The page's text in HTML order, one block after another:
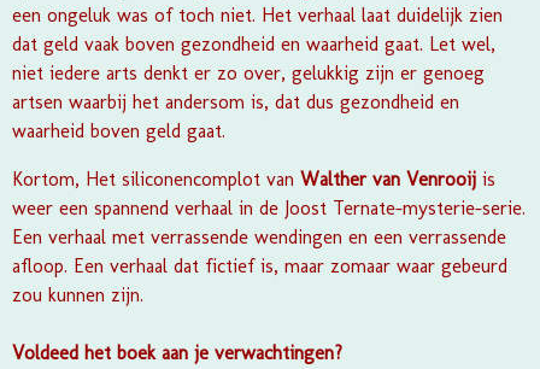
een ongeluk was of toch niet. Het verhaal laat duidelijk zien
dat geld vaak boven gezondheid en waarheid gaat. Let wel,
niet iedere arts denkt er zo over, gelukkig zijn er genoeg
artsen waarbij het andersom is, dat dus gezondheid en
waarheid boven geld gaat.
Kortom, Het siliconencomplot van Walther van Venrooij is
weer een spannend verhaal in de Joost Ternate-mysterie-serie.
Een verhaal met verrassende wendingen en een verrassende
afloop. Een verhaal dat fictief is, maar zomaar waar gebeurd
zou kunnen zijn.
Voldeed het boek aan je verwachtingen?